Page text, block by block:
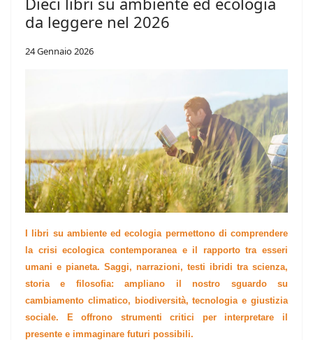
da leggere nel 2026
24 Gennaio 2026
I libri su ambiente ed ecologia permettono di comprendere
la crisi ecologica contemporanea e il rapporto tra esseri
umani e pianeta. Saggi, narrazioni, testi ibridi tra scienza,
storia e filosofia: ampliano il nostro sguardo su
cambiamento climatico, biodiversità, tecnologia e giustizia
sociale. E offrono strumenti critici per interpretare il
presente e immaginare futuri possibili.